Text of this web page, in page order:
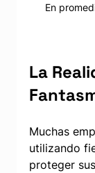
En
La
Muchas
utilizando
proteger